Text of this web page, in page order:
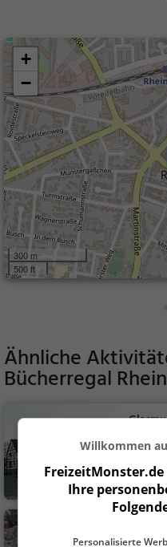
+
−
300 m
500 ft
Ähnliche
Bücherregal
Willkommen
Ihre
Personalisierte